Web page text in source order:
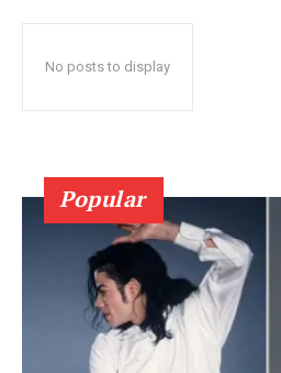
No posts to display
Popular